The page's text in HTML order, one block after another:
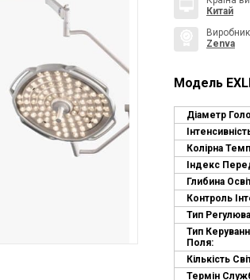
Китай
Виробник
Zenva
Модель
Діаметр
Колірна
Індекс
Глибина
Контроль
Тип
Тип
Поля:
Кількість
Термін